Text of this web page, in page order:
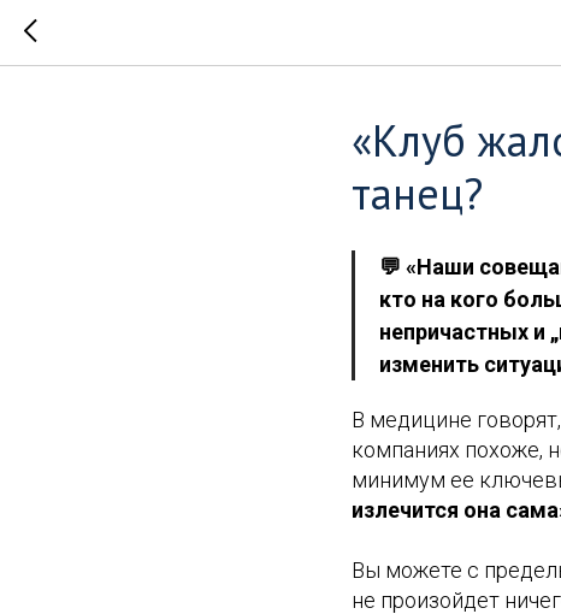
«Клуб
танец?
💬 «Наши
кто на кого
непричастных и
изменить
В медицине
компаниях похоже,
минимум ее
излечится она
Вы можете с
не произойдет